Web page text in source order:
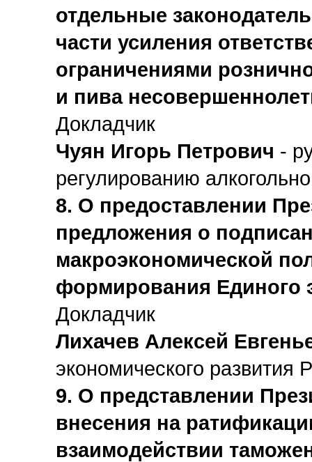
отдельные
части усиления
ограничениями
и пива
Докладчик
Чуян Игорь Петрович -
регулированию
8. О предоставлении
предложения о
макроэкономической
формирования Единого
Докладчик
Лихачев Алексей
экономического развития
9. О представлении
внесения на
взаимодействии